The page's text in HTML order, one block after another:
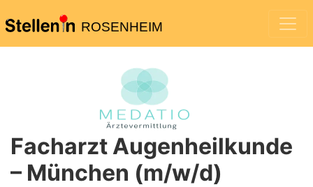
ROSENHEIM
Facharzt Augenheilkunde
– München (m/w/d)